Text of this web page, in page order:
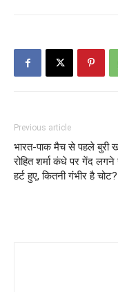
Previous article
भारत-पाक मैच से पहले बुरी
रोहित शर्मा कंधे पर गेंद लगने
हर्ट हुए, कितनी गंभीर है चोट?